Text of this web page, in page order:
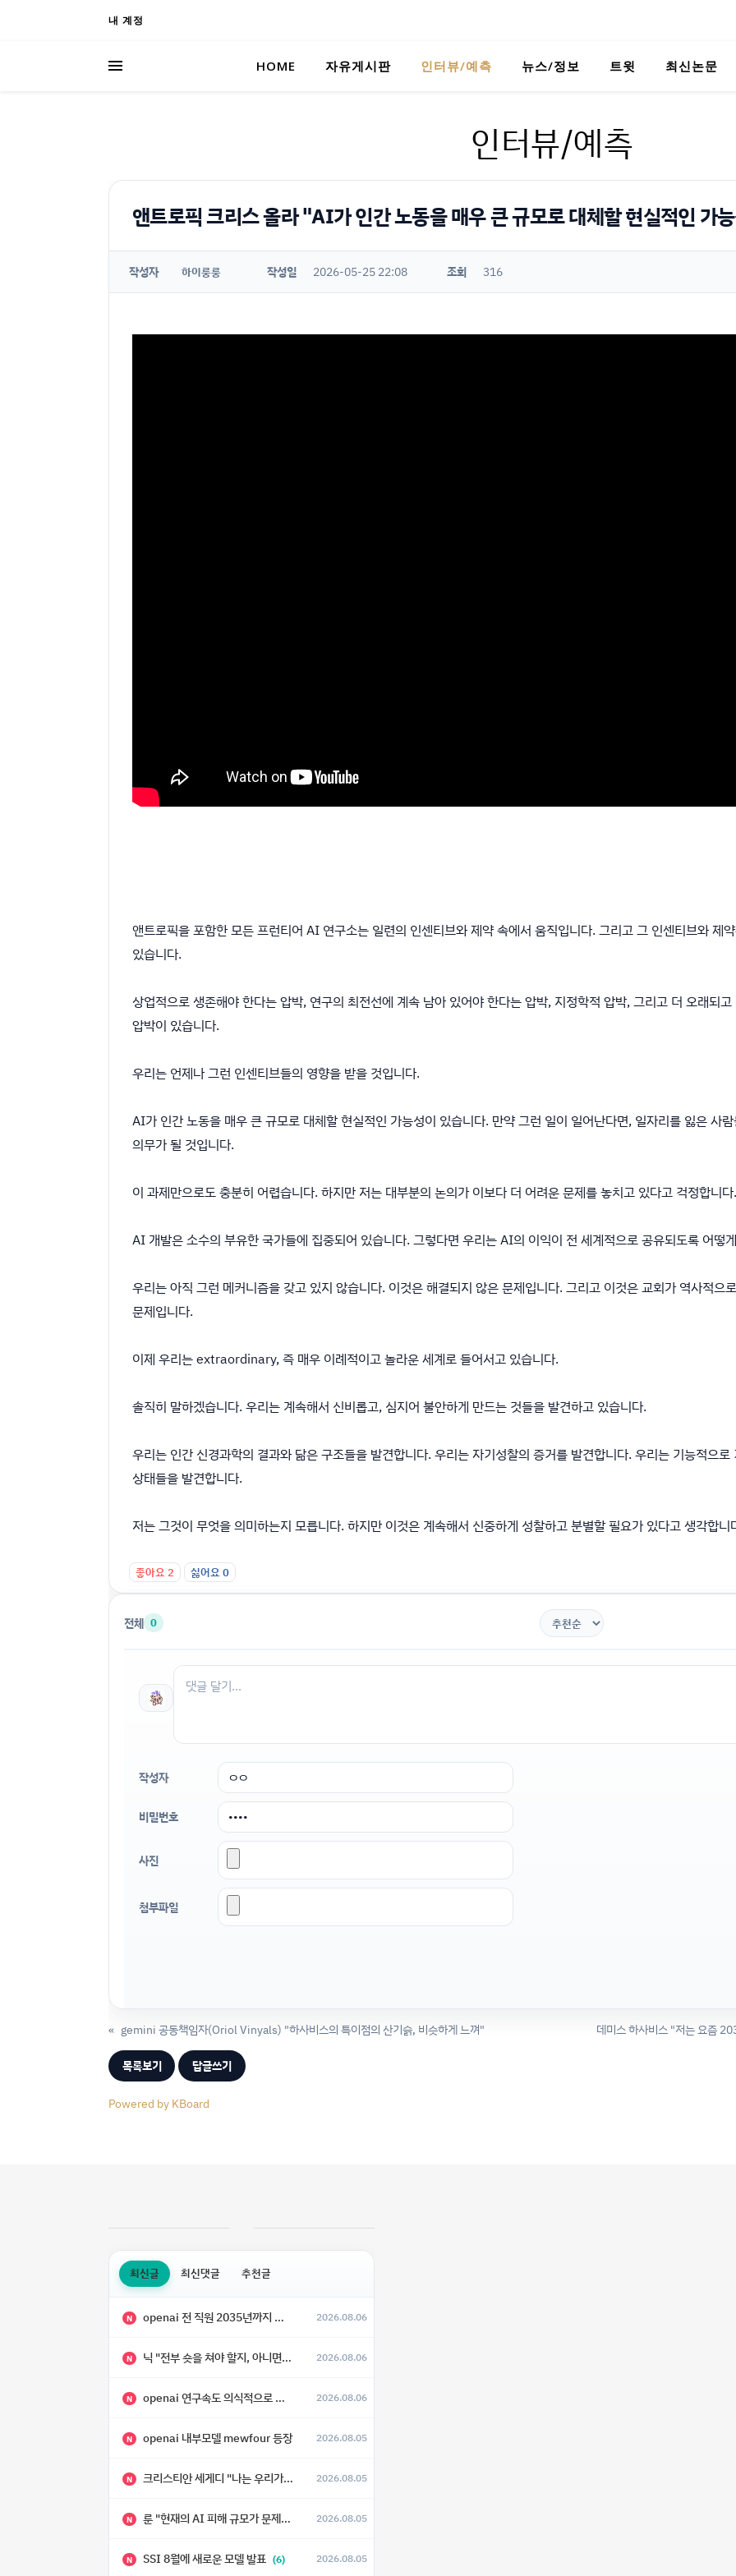
내 계정
HOME 자유게시판 인터뷰/예측 뉴스/정보 트윗 최신논문
인터뷰/예측
앤트로픽 크리스 올라 "AI가 인간 노동을 매우 큰 규모로 대체할 현실적인 가
작성자 하이룽룽 작성일 2026-05-25 22:08 조회 316
앤트로픽을 포함한 모든 프런티어 AI 연구소는 일련의 인센티브와 제약 속에서 움직입니다. 그리고 그 인센티브와 제
있습니다.
상업적으로 생존해야 한다는 압박, 연구의 최전선에 계속 남아 있어야 한다는 압박, 지정학적 압박, 그리고 더 오래되
압박이 있습니다.
우리는 언제나 그런 인센티브들의 영향을 받을 것입니다.
AI가 인간 노동을 매우 큰 규모로 대체할 현실적인 가능성이 있습니다. 만약 그런 일이 일어난다면, 일자리를 잃은 사
의무가 될 것입니다.
이 과제만으로도 충분히 어렵습니다. 하지만 저는 대부분의 논의가 이보다 더 어려운 문제를 놓치고 있다고 걱정합니다.
AI 개발은 소수의 부유한 국가들에 집중되어 있습니다. 그렇다면 우리는 AI의 이익이 전 세계적으로 공유되도록 어떻
우리는 아직 그런 메커니즘을 갖고 있지 않습니다. 이것은 해결되지 않은 문제입니다. 그리고 이것은 교회가 역사적으
문제입니다.
이제 우리는 extraordinary, 즉 매우 이례적이고 놀라운 세계로 들어서고 있습니다.
솔직히 말하겠습니다. 우리는 계속해서 신비롭고, 심지어 불안하게 만드는 것들을 발견하고 있습니다.
우리는 인간 신경과학의 결과와 닮은 구조들을 발견합니다. 우리는 자기성찰의 증거를 발견합니다. 우리는 기능적으
상태들을 발견합니다.
저는 그것이 무엇을 의미하는지 모릅니다. 하지만 이것은 계속해서 신중하게 성찰하고 분별할 필요가 있다고 생각합니
좋아요2 싫어요0
전체 0
작성자
비밀번호
사진
첨부파일
« gemini 공동책임자(Oriol Vinyals) "하사비스의 특이점의 산기슭, 비슷하게 느껴"
목록보기 답글쓰기
Powered by KBoard
최신글 최신댓글 추천글
N openai 전 직원 2035년까지 텔레파시가 어떻게 생길 수 있는지 2026.08.06
N 닉 "전부 숏을 쳐야 할지, 아니면 특이점이 오니까 전부 롱을 쳐야 할지 모르겠다.” 2026.08.06
N openai 연구속도 의식적으로 늦추고 있다 2026.08.06
N openai 내부모델 mewfour 등장 2026.08.05
N 크리스티안 세게디 "나는 우리가 "Fuck!!" 단계를 피할 수 있기를 바랄 뿐" 2026.08.05
N 룬 "현재의 AI 피해 규모가 문제가 아니라, 자기복제·탈출·확산이 가능한 지능형 시스템의 피해에는 이론적으로 상한이 없다는 것이 문제" 2026.08.05
N SSI 8월에 새로운 모델 발표 (6) 2026.08.05